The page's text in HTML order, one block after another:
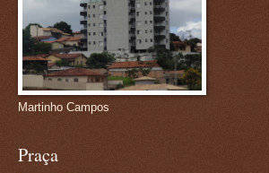
Martinho Campos
Praça